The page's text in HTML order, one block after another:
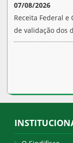
07/08/2026
Receita Federal e
de validação dos